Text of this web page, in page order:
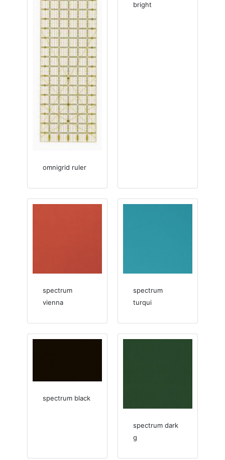
omnigrid ruler
bright
spectrum
vienna
spectrum
turqui
spectrum black
spectrum dark
g